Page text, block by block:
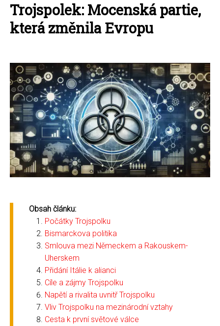
Trojspolek: Mocenská partie,
která změnila Evropu
Obsah článku:
Počátky Trojspolku
Bismarckova politika
Smlouva mezi Německem a Rakouskem-
Uherskem
Přidání Itálie k alianci
Cíle a zájmy Trojspolku
Napětí a rivalita uvnitř Trojspolku
Vliv Trojspolku na mezinárodní vztahy
Cesta k první světové válce